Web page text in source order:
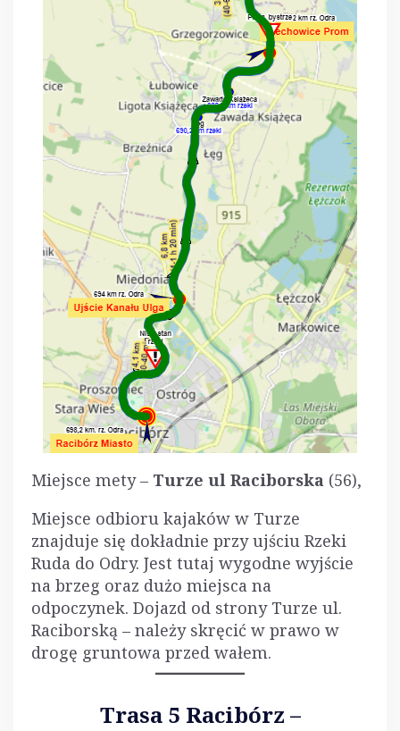
Miejsce mety – Turze ul Raciborska (56),
Miejsce odbioru kajaków w Turze
znajduje się dokładnie przy ujściu Rzeki
Ruda do Odry. Jest tutaj wygodne wyjście
na brzeg oraz dużo miejsca na
odpoczynek. Dojazd od strony Turze ul.
Raciborską – należy skręcić w prawo w
drogę gruntowa przed wałem.
Trasa 5 Racibórz –